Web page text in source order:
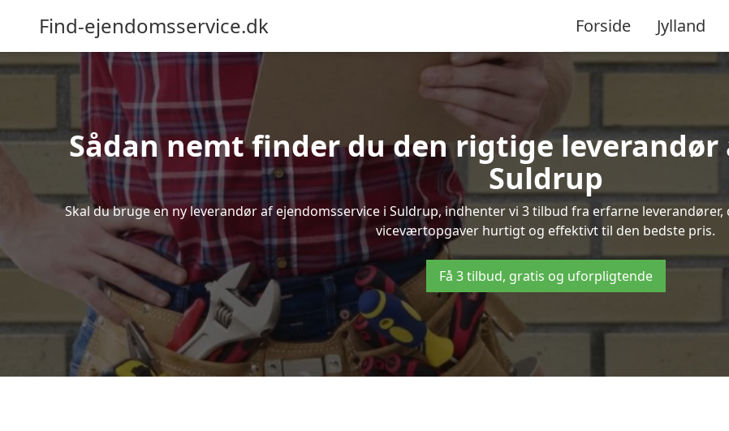
Find-ejendomsservice.dk Forside Jylland
Sådan nemt finder du den rigtige leverandør
Suldrup
Skal du bruge en ny leverandør af ejendomsservice i Suldrup, indhenter vi 3 tilbud fra erfarne
viceværtopgaver hurtigt og effektivt til den bedste pris.
Få 3 tilbud, gratis og uforpligtende